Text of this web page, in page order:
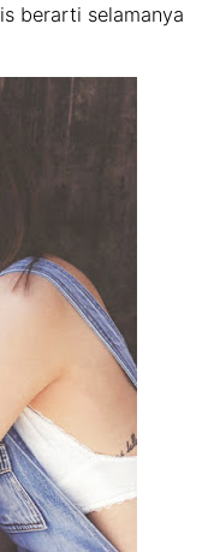
berarti selamanya